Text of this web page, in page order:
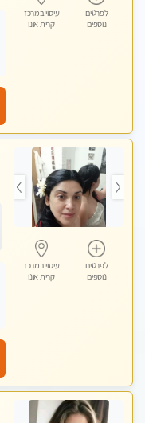
לפרטים
נוספים
עיסוי במרכז
קרית אונו
לפרטים
נוספים
עיסוי במרכז
קרית אונו